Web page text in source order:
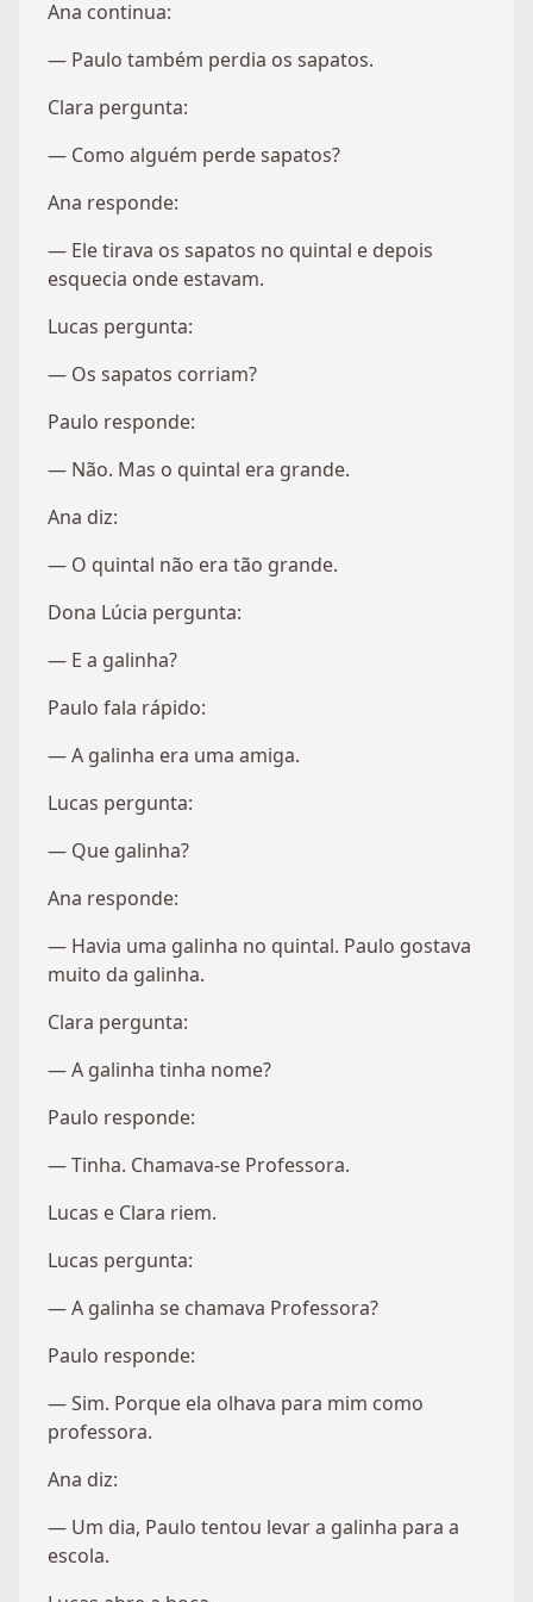
Ana continua:
— Paulo também perdia os sapatos.
Clara pergunta:
— Como alguém perde sapatos?
Ana responde:
— Ele tirava os sapatos no quintal e depois
esquecia onde estavam.
Lucas pergunta:
— Os sapatos corriam?
Paulo responde:
— Não. Mas o quintal era grande.
Ana diz:
— O quintal não era tão grande.
Dona Lúcia pergunta:
— E a galinha?
Paulo fala rápido:
— A galinha era uma amiga.
Lucas pergunta:
— Que galinha?
Ana responde:
— Havia uma galinha no quintal. Paulo gostava
muito da galinha.
Clara pergunta:
— A galinha tinha nome?
Paulo responde:
— Tinha. Chamava-se Professora.
Lucas e Clara riem.
Lucas pergunta:
— A galinha se chamava Professora?
Paulo responde:
— Sim. Porque ela olhava para mim como
professora.
Ana diz:
— Um dia, Paulo tentou levar a galinha para a
escola.